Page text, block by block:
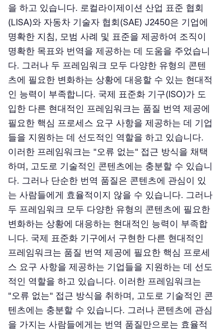
을 하고 있습니다. 로컬라이제이션 산업 표준 협회
(LISA)와 자동차 기술자 협회(SAE) J2450은 기업에
명확한 지침, 모범 사례 및 표준을 제공하여 조직이
명확한 목표와 번역을 제공하는 데 도움을 주었습니
다. 그러나 두 프레임워크 모두 다양한 유형의 콘텐
츠에 필요한 변화하는 상황에 대응할 수 있는 현대적
인 능력이 부족합니다. 국제 표준화 기구(ISO)가 도
입한 다른 현대적인 프레임워크는 품질 번역 제공에
필요한 핵심 프로세스 요구 사항을 제공하는 데 기업
들을 지원하는 데 선도적인 역할을 하고 있습니다.
이러한 프레임워크는 "오류 없는" 접근 방식을 채택
하며, 고도로 기술적인 콘텐츠에는 충분할 수 있습니
다. 그러나 단순한 번역 품질은 콘텐츠에 관심이 있
는 사람들에게 효율적이지 않을 수 있습니다. 그러나
두 프레임워크 모두 다양한 유형의 콘텐츠에 필요한
변화하는 상황에 대응하는 현대적인 능력이 부족합
니다. 국제 표준화 기구에서 구현한 다른 현대적인
프레임워크는 품질 번역 제공에 필요한 핵심 프로세
스 요구 사항을 제공하는 기업들을 지원하는 데 선도
적인 역할을 하고 있습니다. 이러한 프레임워크는
"오류 없는" 접근 방식을 취하며, 고도로 기술적인 콘
텐츠에는 충분할 수 있습니다. 그러나 콘텐츠에 관심
을 가지는 사람들에게는 번역 품질만으로는 효율적